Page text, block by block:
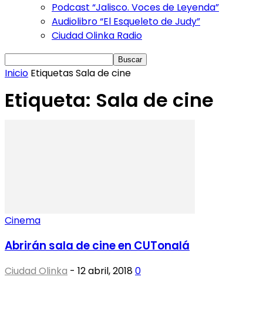
Podcast “Jalisco. Voces de Leyenda”
Audiolibro “El Esqueleto de Judy”
Ciudad Olinka Radio
Inicio EtiquetasSala de cine
Etiqueta: Sala de cine
Cinema
Abrirán sala de cine en CUTonalá
Ciudad Olinka - 12 abril, 20180